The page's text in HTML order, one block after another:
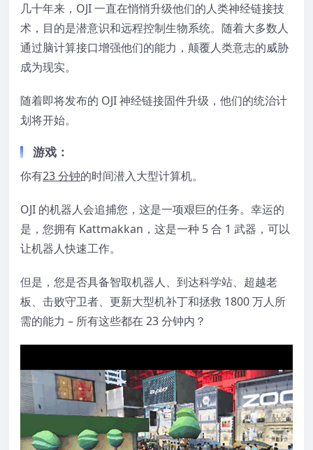
几十年来，OJI 一直在悄悄升级他们的人类神经链接技
术，目的是潜意识和远程控制生物系统。随着大多数人
通过脑计算接口增强他们的能力，颠覆人类意志的威胁
成为现实。
随着即将发布的 OJI 神经链接固件升级，他们的统治计
划将开始。
游戏：
你有23 分钟的时间潜入大型计算机。
OJI 的机器人会追捕您，这是一项艰巨的任务。幸运的
是，您拥有 Kattmakkan，这是一种 5 合 1 武器，可以
让机器人快速工作。
但是，您是否具备智取机器人、到达科学站、超越老
板、击败守卫者、更新大型机补丁和拯救 1800 万人所
需的能力 – 所有这些都在 23 分钟内？